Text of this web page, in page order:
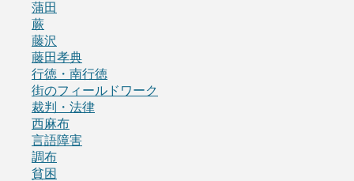
蒲田
蕨
藤沢
藤田孝典
行徳・南行徳
街のフィールドワーク
裁判・法律
西麻布
言語障害
調布
貧困